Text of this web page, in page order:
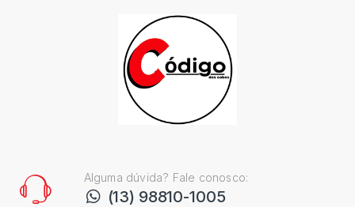
Alguma dúvida? Fale conosco:
(13) 98810-1005